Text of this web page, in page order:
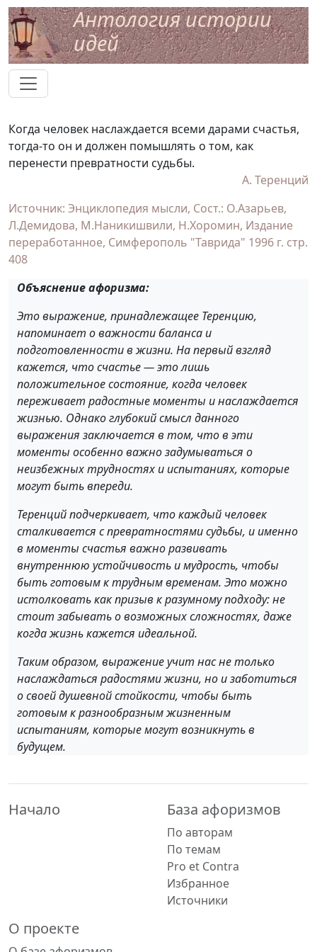
Антология истории
идей
Когда человек наслаждается всеми дарами счастья,
тогда-то он и должен помышлять о том, как
перенести превратности судьбы.
А. Теренций
Источник: Энциклопедия мысли, Сост.: О.Азарьев,
Л.Демидова, М.Наникишвили, Н.Хоромин, Издание
переработанное, Симферополь "Таврида" 1996 г. cтр.
408
Oбъяснение афоризма:
Это выражение, принадлежащее Теренцию,
напоминает о важности баланса и
подготовленности в жизни. На первый взгляд
кажется, что счастье — это лишь
положительное состояние, когда человек
переживает радостные моменты и наслаждается
жизнью. Однако глубокий смысл данного
выражения заключается в том, что в эти
моменты особенно важно задумываться о
неизбежных трудностях и испытаниях, которые
могут быть впереди.
Теренций подчеркивает, что каждый человек
сталкивается с превратностями судьбы, и именно
в моменты счастья важно развивать
внутреннюю устойчивость и мудрость, чтобы
быть готовым к трудным временам. Это можно
истолковать как призыв к разумному подходу: не
стоит забывать о возможных сложностях, даже
когда жизнь кажется идеальной.
Таким образом, выражение учит нас не только
наслаждаться радостями жизни, но и заботиться
о своей душевной стойкости, чтобы быть
готовым к разнообразным жизненным
испытаниям, которые могут возникнуть в
будущем.
Начало База афоризмов
По авторам
По темам
Pro et Contra
Избранное
Источники
О проекте